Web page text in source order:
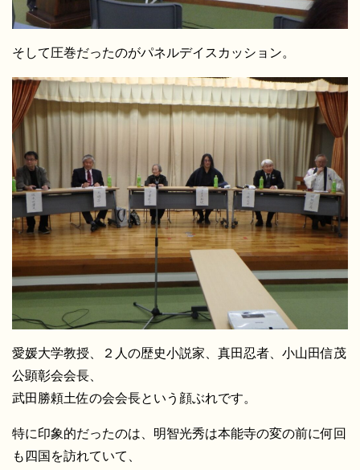
そして圧巻だったのがパネルデイスカッション。
愛媛大学教授、２人の歴史小説家、真田忍者、小山田信茂
公顕彰会会長、
武田勝頼土佐の会会長という顔ぶれです。
特に印象的だったのは、明智光秀は本能寺の変の前に何回
も四国を訪れていて、